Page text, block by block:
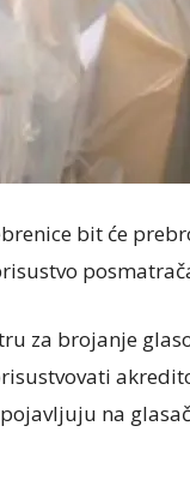
bit će
za brojanje
na